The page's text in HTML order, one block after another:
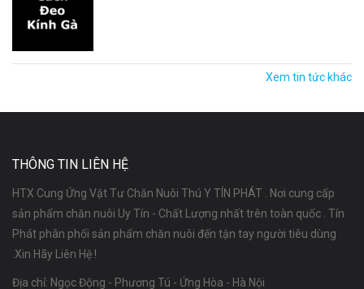
Xem tin tức khác
THÔNG TIN LIÊN HỆ
HTX Cung Ứng Vật Tư Chăn Nuôi Thú Y TÍN PHÁT . Nơi cung cấp
sản phẩm chăn nuôi Uy Tín - Chất Lượng nhất trên toàn quốc . Tín
Phát phân phối sản phẩm chăn nuôi đến tận tay người tiêu dùng
.Xin Hãy Liên Hệ !
Địa chỉ: Ngọc Động - Phương Tú - Ứng Hòa - Hà Nội